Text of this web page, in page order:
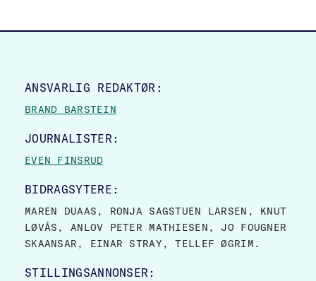
SITE FOOTER
ANSVARLIG REDAKTØR:
BRAND BARSTEIN
JOURNALISTER:
EVEN FINSRUD
BIDRAGSYTERE:
MAREN DUAAS, RONJA SAGSTUEN LARSEN, KNUT
LØVÅS, ANLOV PETER MATHIESEN, JO FOUGNER
SKAANSAR, EINAR STRAY, TELLEF ØGRIM.
STILLINGSANNONSER: